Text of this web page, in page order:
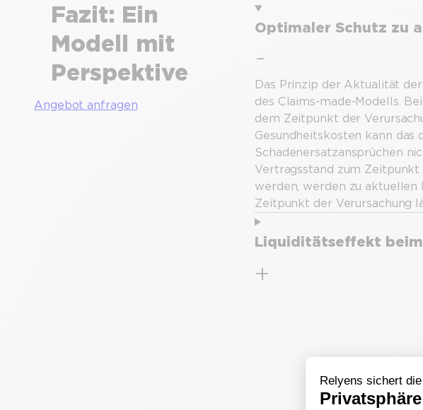
Fazit: Ein
Modell mit
Perspektive
Angebot anfragen
Optimaler Schutz zu
Das Prinzip der Aktualität
des Claims-made-Modells.
dem Zeitpunkt der
Gesundheitskosten kann das
Schadenersatzansprüchen
Vertragsstand zum
werden, werden zu aktuellen
Zeitpunkt der Verursachung
Liquiditätseffekt beim